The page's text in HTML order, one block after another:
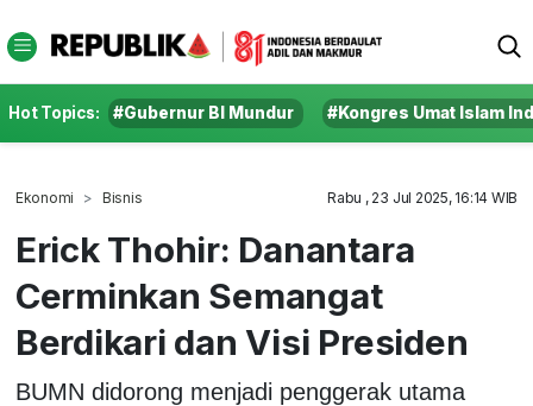
Hot Topics: #Gubernur BI Mundur #Kongres Umat Islam
Ekonomi Bisnis Rabu , 23 Jul 2025, 16:14 WIB
Erick Thohir: Danantara
Cerminkan Semangat
Berdikari dan Visi Presiden
BUMN didorong menjadi penggerak utama